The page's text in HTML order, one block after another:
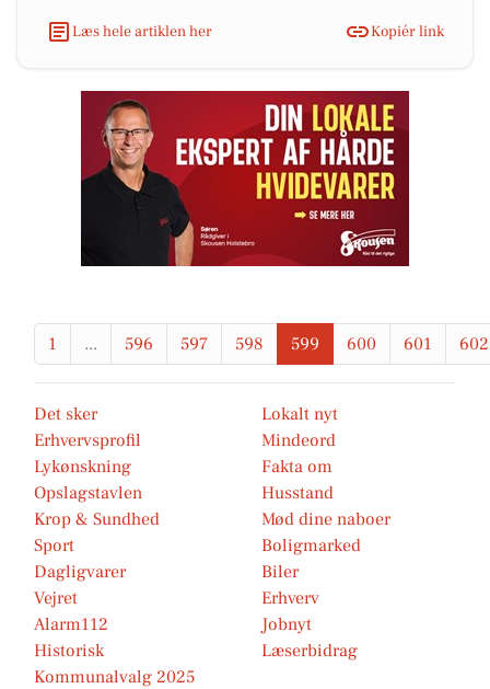
Læs hele artiklen her
Kopiér link
1 ... 596 597 598 599 600 601 602
Det sker
Lokalt nyt
Erhvervsprofil
Mindeord
Lykønskning
Fakta om
Opslagstavlen
Husstand
Krop & Sundhed
Mød dine naboer
Sport
Boligmarked
Dagligvarer
Biler
Vejret
Erhverv
Alarm112
Jobnyt
Historisk
Læserbidrag
Kommunalvalg 2025